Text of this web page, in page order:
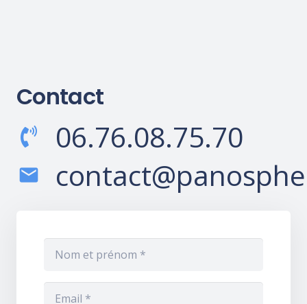
Contact
06.76.08.75.70
mail